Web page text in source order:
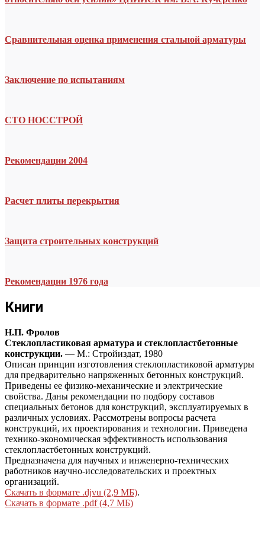
Сравнительная оценка применения стальной арматуры
Заключение по испытаниям
СТО НОССТРОЙ
Рекомендации 2004
Расчет плиты перекрытия
Защита строительных конструкций
Рекомендации 1976 года
Книги
Н.П. Фролов
Стеклопластиковая арматура и стеклопластбетонные
конструкции. — М.: Стройиздат, 1980
Описан принцип изготовления стеклопластиковой арматуры
для предварительно напряженных бетонных конструкций.
Приведены ее физико-механические и электрические
свойства. Даны рекомендации по подбору составов
специальных бетонов для конструкций, эксплуатируемых в
различных условиях. Рассмотрены вопросы расчета
конструкций, их проектирования и технологии. Приведена
технико-экономическая эффективность использования
стеклопластбетонных конструкций.
Предназначена для научных и инженерно-технических
работников научно-исследовательских и проектных
организаций.
Скачать в формате .djvu (2,9 МБ).
Скачать в формате .pdf (4,7 МБ)